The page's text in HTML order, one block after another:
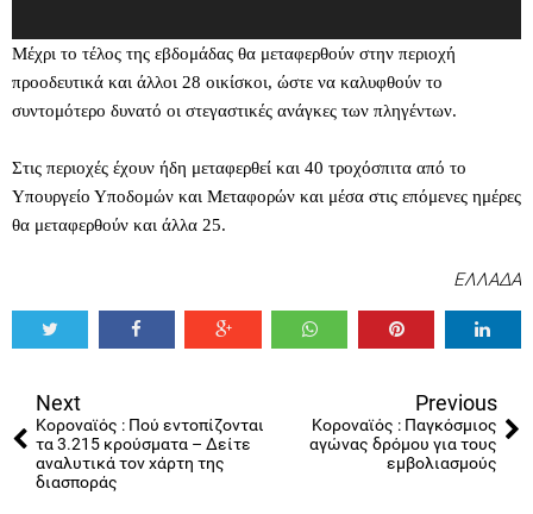
ω
γ
ή
Β
τ
Μέχρι το τέλος της εβδομάδας θα μεταφερθούν στην περιοχή
προοδευτικά και άλλοι 28 οικίσκοι, ώστε να καλυφθούν το
συντομότερο δυνατό οι στεγαστικές ανάγκες των πληγέντων.
Στις περιοχές έχουν ήδη μεταφερθεί και 40 τροχόσπιτα από το
Υπουργείο Υποδομών και Μεταφορών και μέσα στις επόμενες ημέρες
θα μεταφερθούν και άλλα 25.
ΕΛΛΑΔΑ
Next
Κοροναϊός : Πού εντοπίζονται
τα 3.215 κρούσματα – Δείτε
αναλυτικά τον χάρτη της
διασποράς
Previous
Κοροναϊός : Παγκόσμιος
αγώνας δρόμου για τους
εμβολιασμούς